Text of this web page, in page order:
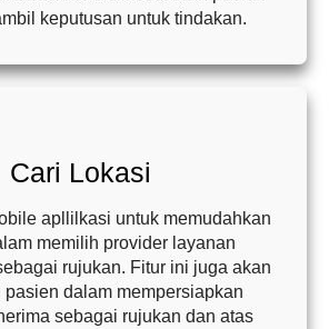
keputusan untuk tindakan.
Cari Lokasi
apllilkasi untuk memudahkan
memilih provider layanan
rujukan. Fitur ini juga akan
pasien dalam mempersiapkan
sebagai rujukan dan atas